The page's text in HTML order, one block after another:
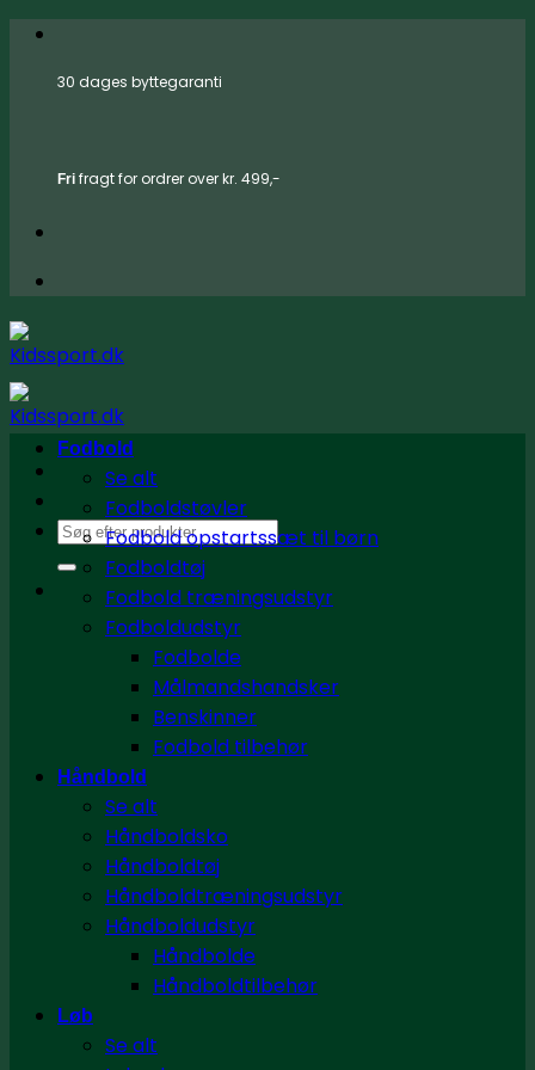
Fortsæt
indhold30 dages byttegaranti
Fri fragt for ordrer over kr. 499,-
Søg
efter:
Fodbold
Se alt
Fodboldstøvler
Fodbold opstartssæt til børn
Fodboldtøj
Fodbold træningsudstyr
Fodboldudstyr
Fodbolde
Målmandshandsker
Benskinner
Fodbold tilbehør
Håndbold
Se alt
Håndboldsko
Håndboldtøj
Håndboldtræningsudstyr
Håndboldudstyr
Håndbolde
Håndboldtilbehør
Løb
Se alt